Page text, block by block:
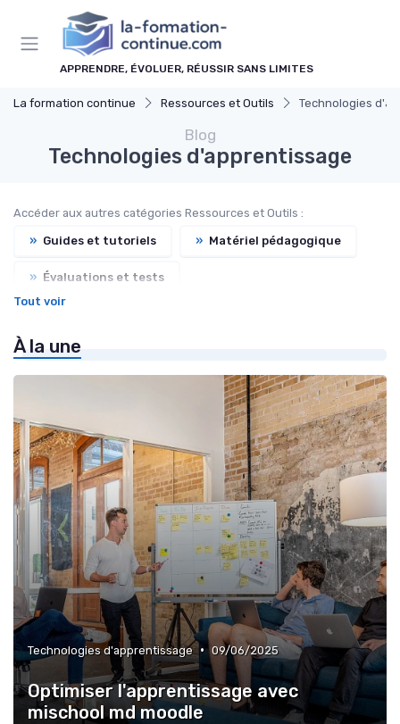
APPRENDRE, ÉVOLUER, RÉUSSIR SANS LIMITES
La formation continue Ressources et Outils Technologies
Blog
Technologies d'apprentissage
Accéder aux autres catégories Ressources et Outils :
» Guides et tutoriels » Matériel pédagogique
» Évaluations et tests
Tout voir
À la une
Technologies d'apprentissage • 09/06/2025
Optimiser l'apprentissage avec
mischool md moodle
Panneau de gestion des cookies